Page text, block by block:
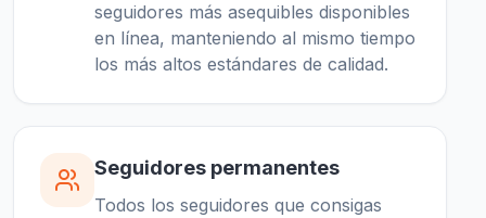
seguidores más asequibles disponibles
en línea, manteniendo al mismo tiempo
los más altos estándares de calidad.
Seguidores permanentes
Todos los seguidores que consigas